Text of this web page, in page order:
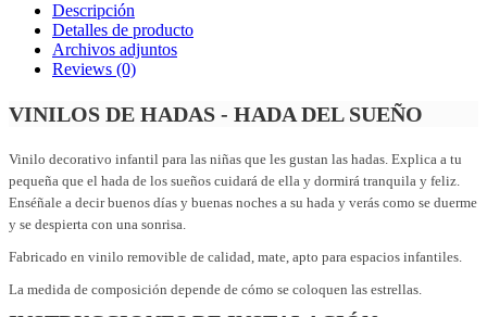
Descripción
Detalles de producto
Archivos adjuntos
Reviews (0)
VINILOS DE HADAS - HADA DEL SUEÑO
Vinilo decorativo infantil para las niñas que les gustan las hadas. Explica a tu
pequeña que el hada de los sueños cuidará de ella y dormirá tranquila y feliz.
Enséñale a decir buenos días y buenas noches a su hada y verás como se duerme
y se despierta con una sonrisa.
Fabricado en vinilo removible de calidad, mate, apto para espacios infantiles.
La medida de composición depende de cómo se coloquen las estrellas.